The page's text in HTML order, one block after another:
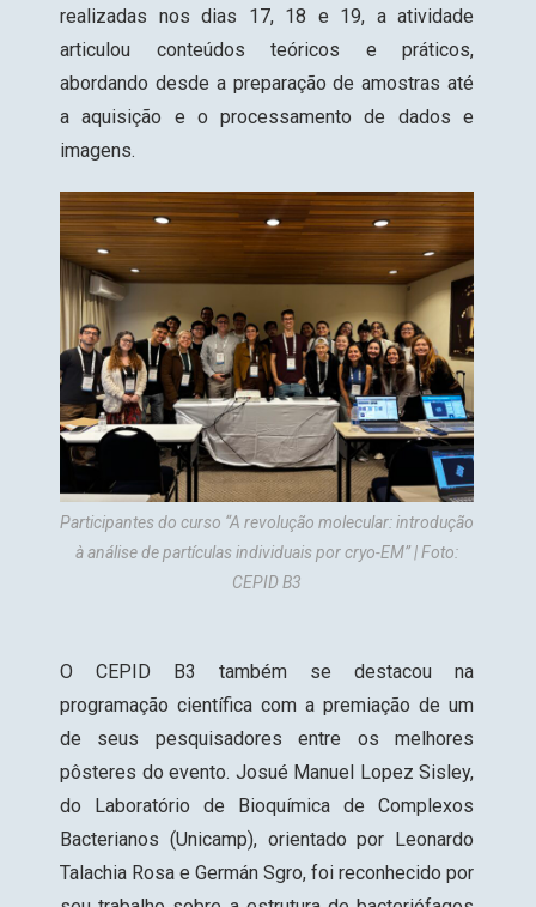
realizadas nos dias 17, 18 e 19, a atividade
articulou conteúdos teóricos e práticos,
abordando desde a preparação de amostras até
a aquisição e o processamento de dados e
imagens.
Participantes do curso “A revolução molecular: introdução
à análise de partículas individuais por cryo-EM” | Foto:
CEPID B3
O CEPID B3 também se destacou na
programação científica com a premiação de um
de seus pesquisadores entre os melhores
pôsteres do evento. Josué Manuel Lopez Sisley,
do Laboratório de Bioquímica de Complexos
Bacterianos (Unicamp), orientado por Leonardo
Talachia Rosa e Germán Sgro, foi reconhecido por